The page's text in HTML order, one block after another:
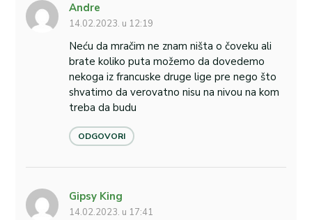
Andre
14.02.2023. u 12:19
Neću da mračim ne znam ništa o čoveku ali
brate koliko puta možemo da dovedemo
nekoga iz francuske druge lige pre nego što
shvatimo da verovatno nisu na nivou na kom
treba da budu
ODGOVORI
Gipsy King
14.02.2023. u 17:41